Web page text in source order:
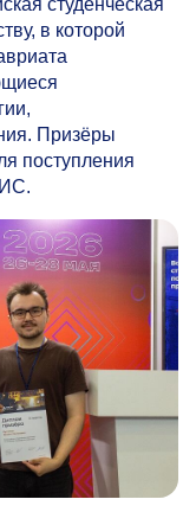
студенческая
в которой
Призёры
поступления